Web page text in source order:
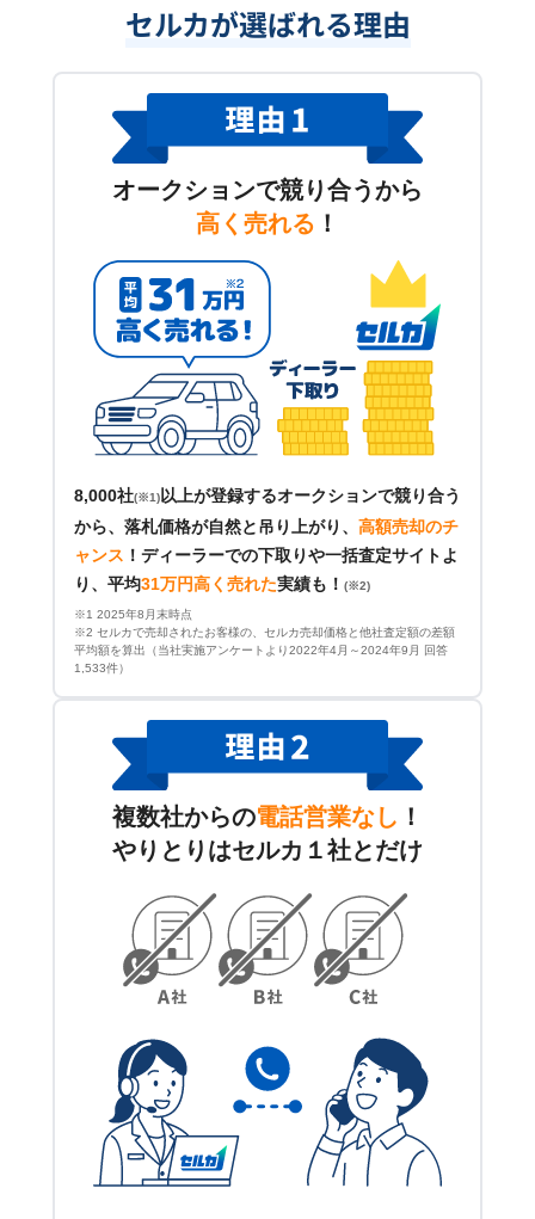
セルカが選ばれる理由
オークションで競り合うから
高く売れる ！
8,000社(※1) 以上が登録するオークションで競り合う
から、落札価格が自然と吊り上がり、 高額売却のチ
ャンス ！ ディーラーでの下取りや一括査定サイトよ
り、平均31万円高く売れた実績も！ (※2)
※1 2025年8月末時点
※2 セルカで売却されたお客様の、セルカ売却価格と他社査定額の差額
平均額を算出（当社実施アンケートより2022年4月～2024年9月 回答
1,533件）
複数社からの電話営業なし ！
やりとりはセルカ１社とだけ